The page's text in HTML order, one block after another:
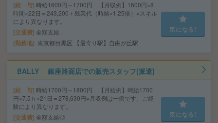
給 与 時給1600円～1700円 【月収例】1600円×8
時間×22日＝243,200＋残業代（時給×1.25倍）※スキル
により異なります。
交通費 全額支給
勤務地 東京都目黒区 【最寄り駅】自由が丘駅
気になる!
BALLY 銀座路面店での販売スタッフ[派遣]
給 与 時給1700円～1800円 【月給例】時給1700
円×7.5ｈ×21日＝278,630円※月収例は一例です。ご経
験により異なります。
交通費 全額支給◎ 気になる!